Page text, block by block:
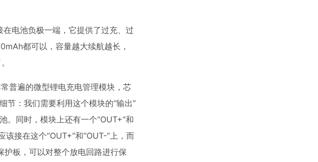
电池负极一端，它提供了过充、过
都可以，容量越大续航越长，
普遍的微型锂电充电管理模块，芯
节：我们需要利用这个模块的“输出”
。同时，模块上还有一个“OUT+”和
接在这个“OUT+”和“OUT-”上，而
板，可以对整个放电回路进行保